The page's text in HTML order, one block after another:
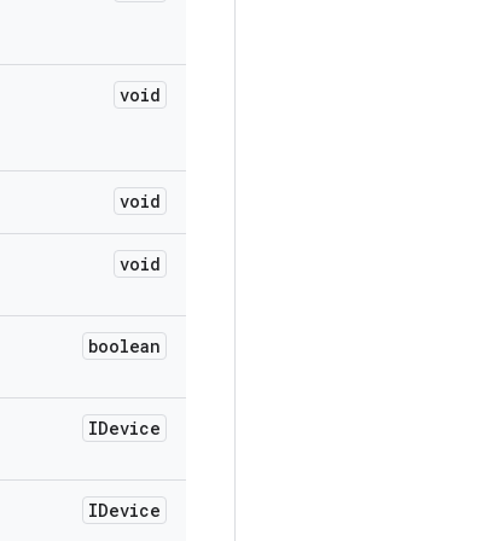
void
void
void
boolean
IDevice
IDevice